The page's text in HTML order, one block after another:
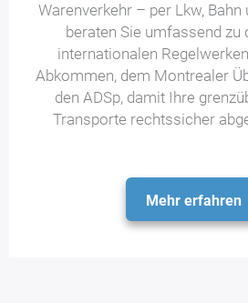
Warenverkehr – per Lkw,
beraten Sie umfassend zu
internationalen
Abkommen, dem Montrealer
den ADSp, damit Ihre
Transporte rechtssicher
Mehr erfahren